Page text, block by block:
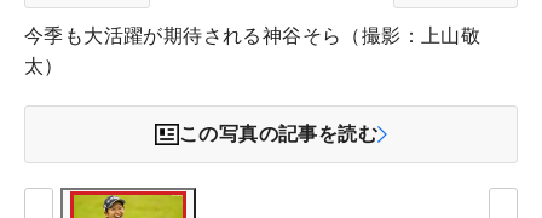
今季も大活躍が期待される神谷そら（撮影：上山敬
太）
この写真の記事を読む